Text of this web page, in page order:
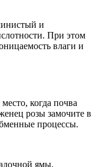
и
При этом
влаги и
когда почва
розы замочите в
процессы.
ямы.